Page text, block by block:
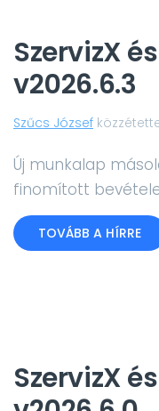
SzervizX
v2026.6.3
Szűcs József
Új munkalap
finomított
TOVÁBB A HÍRRE
SzervizX